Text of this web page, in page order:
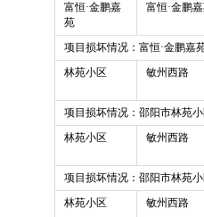
富恒·金鹏嘉
苑
富恒·金鹏
项目损坏情况：富恒·金鹏嘉
林苑小区
敏州西路
项目损坏情况：邵阳市林苑
林苑小区
敏州西路
项目损坏情况：邵阳市林苑
林苑小区
敏州西路